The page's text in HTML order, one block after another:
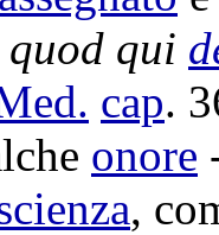
quod qui
cap.
onore
,